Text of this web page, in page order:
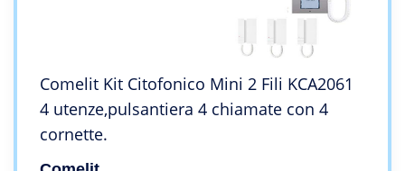
Comelit Kit Citofonico Mini 2 Fili KCA2061
4 utenze,pulsantiera 4 chiamate con 4
cornette.